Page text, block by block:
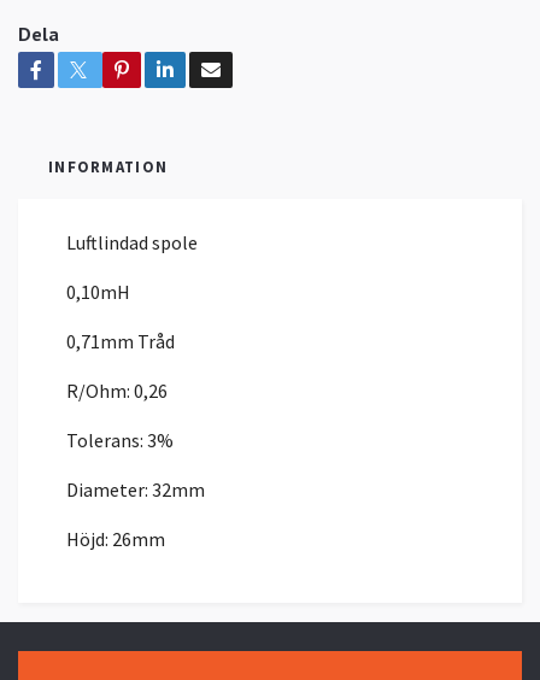
Dela
INFORMATION
Luftlindad spole
0,10mH
0,71mm Tråd
R/Ohm: 0,26
Tolerans: 3%
Diameter: 32mm
Höjd: 26mm